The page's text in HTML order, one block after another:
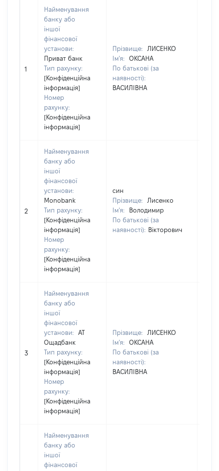
1
Найменування
банку або
іншої
фінансової
установи:
Приват банк
Тип рахунку:
[Конфіденційна
інформація]
Номер
рахунку:
[Конфіденційна
інформація]
Прізвище:
ЛИСЕНКО
Ім'я:
ОКСАНА
По батькові (за
наявності):
ВАСИЛІВНА
2
Найменування
банку або
іншої
фінансової
установи:
Monobank
Тип рахунку:
[Конфіденційна
інформація]
Номер
рахунку:
[Конфіденційна
інформація]
син
Прізвище:
Лисенко
Ім'я:
Володимир
По батькові (за
наявності): Вікторович
3
Найменування
банку або
іншої
фінансової
установи:
АТ
Ощадбанк
Тип рахунку:
[Конфіденційна
інформація]
Номер
рахунку:
[Конфіденційна
інформація]
Прізвище:
ЛИСЕНКО
Ім'я:
ОКСАНА
По батькові (за
наявності):
ВАСИЛІВНА
Найменування
банку або
іншої
фінансової